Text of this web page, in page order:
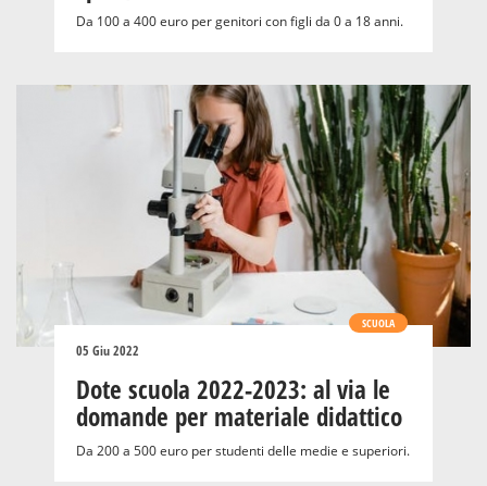
Da 100 a 400 euro per genitori con figli da 0 a 18 anni.
SCUOLA
05 Giu 2022
Dote scuola 2022-2023: al via le
domande per materiale didattico
Da 200 a 500 euro per studenti delle medie e superiori.